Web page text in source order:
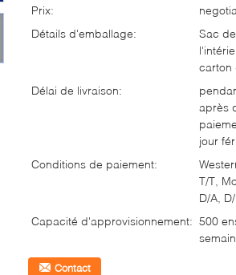
Prix:
Détails d'emballage:
Sac
carton
Délai de livraison:
après
jour
Conditions de paiement:
T/T,
D/A,
Capacité d'approvisionnement: 500
Contact